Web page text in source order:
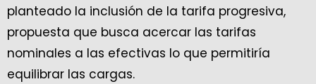
planteado la inclusión de la tarifa progresiva,
propuesta que busca acercar las tarifas
nominales a las efectivas lo que permitiría
equilibrar las cargas.